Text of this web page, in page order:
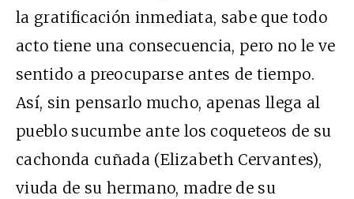
la gratificación inmediata, sabe que todo
acto tiene una consecuencia, pero no le ve
sentido a preocuparse antes de tiempo.
Así, sin pensarlo mucho, apenas llega al
pueblo sucumbe ante los coqueteos de su
cachonda cuñada (Elizabeth Cervantes),
viuda de su hermano, madre de su